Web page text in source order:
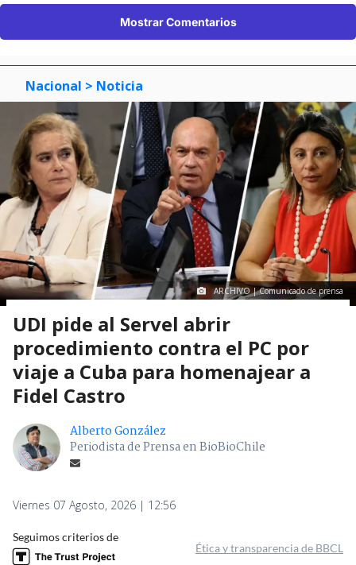
Mostrar Comentarios
Nacional > Noticia
ARCHIVO | Comunicado de prensa
UDI pide al Servel abrir
procedimiento contra el PC por
viaje a Cuba para homenajear a
Fidel Castro
Alberto González
Periodista de Prensa en BioBioChile
Viernes 07 Agosto, 2026 | 12:56
Seguimos criterios de
Ética y transparencia de BBCL